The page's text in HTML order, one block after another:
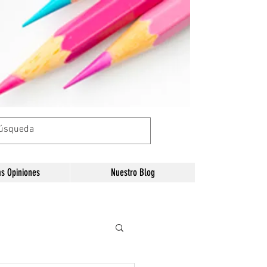
Opiniones Nuestro Blog